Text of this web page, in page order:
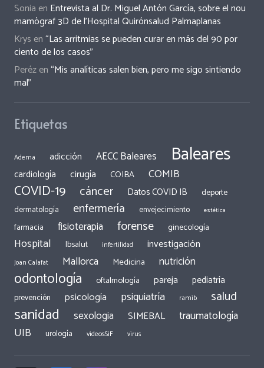
Sonia en Entrevista al Dr. Miguel Antón García, sobre el nou
mamògraf 3D de l’Hospital Quirónsalud Palmaplanas
Krys en“Las arritmias se pueden curar en más del 90 por
ciento de los casos”
Perézen“Mis analíticas salen bien, pero me sigo sintiendo
mal”
Etiquetas
Adema adicción AECC Baleares Baleares
cardiología cirugía COIBA COMIB
COVID-19 cáncer Datos COVID IB
deporte
dermatología
enfermería envejecimiento estética
farmacia fisioterapia forense ginecología
Hospital Ibsalut infertilidad investigación
Joan Calafat Mallorca Medicina nutrición
odontología oftalmología pareja pediatría
prevención psicología psiquiatría ramib salud
sanidad sexologia SIMEBAL traumatología
UIB urología videosSiF virus